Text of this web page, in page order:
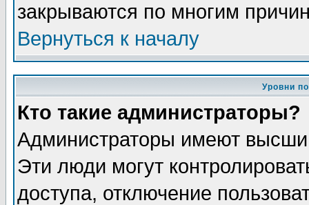
закрываются по многим
Вернуться к началу
Уровни
Кто такие администраторы?
Администраторы имеют
Эти люди могут
доступа, отключение